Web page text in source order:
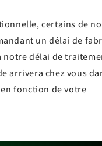
certains de
un délai de
notre délai de
arrivera chez vous
fonction de votre